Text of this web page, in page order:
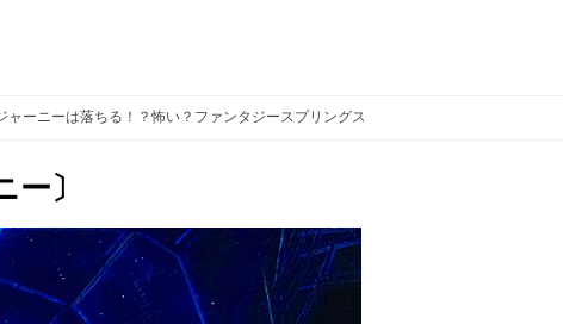
ャーニーは落ちる！？怖い？ファンタジースプリングスのアナ雪アトラクション
〕